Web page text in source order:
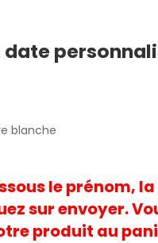
blanche
le prénom,
sur envoyer.
produit au